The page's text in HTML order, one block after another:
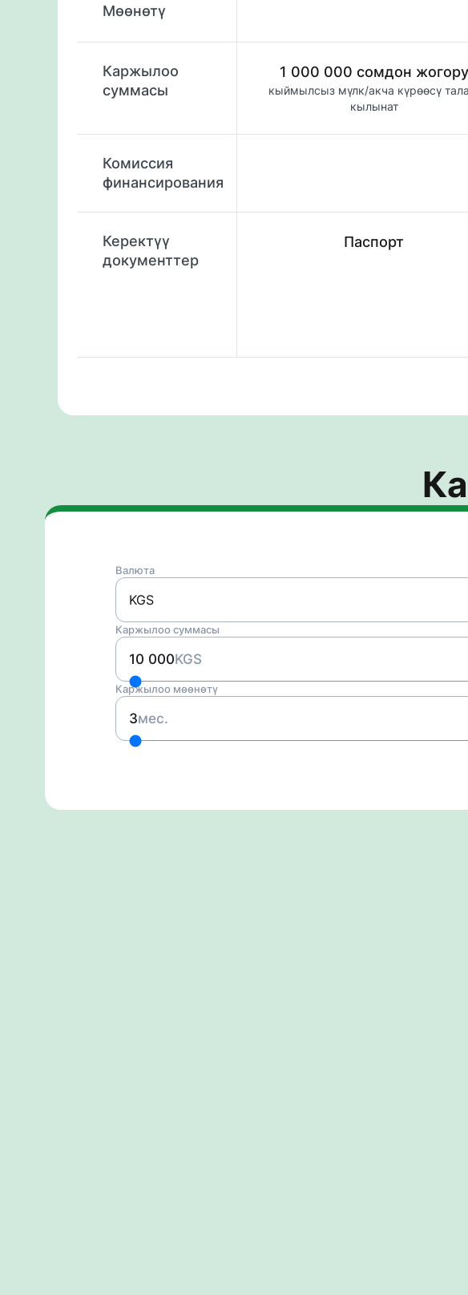
Мөөнөтү
Каржылоо
суммасы
1 000 000 сомдон жогору
кыймылсыз мүлк/акча күрөөсү
кылынат
Комиссия
финансирования
Керектүү
документтер
Паспорт
Валюта
KGS
Каржылоо суммасы
10 000KGS
Каржылоо мөөнөтү
3мес.